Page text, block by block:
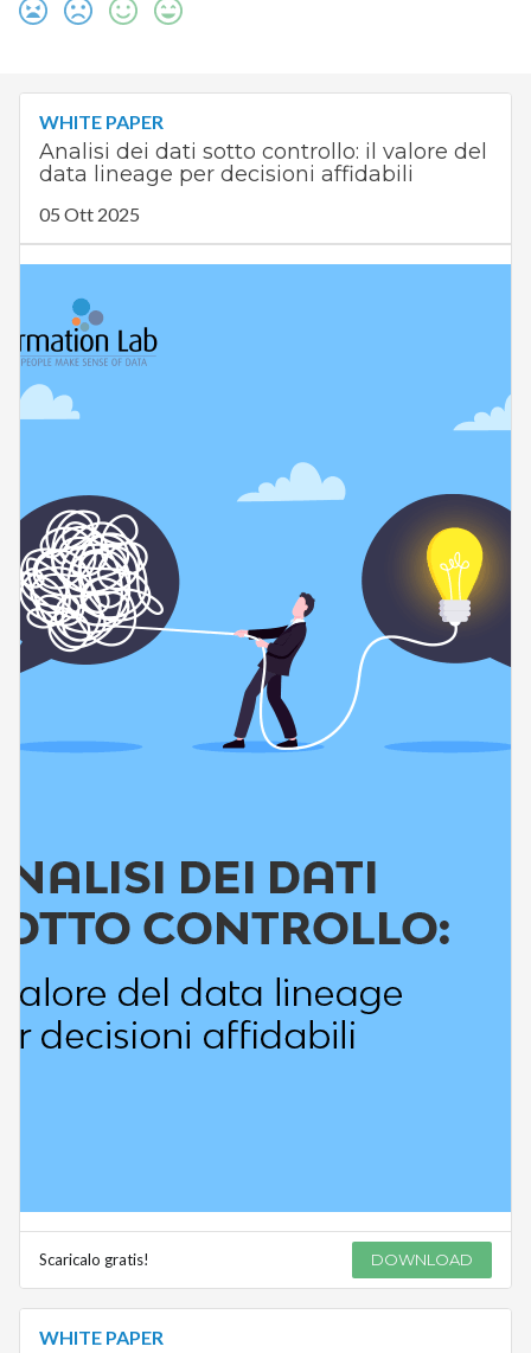
WHITE PAPER
Analisi dei dati sotto controllo: il valore del
data lineage per decisioni affidabili
05 Ott 2025
Scaricalo gratis! DOWNLOAD
WHITE PAPER